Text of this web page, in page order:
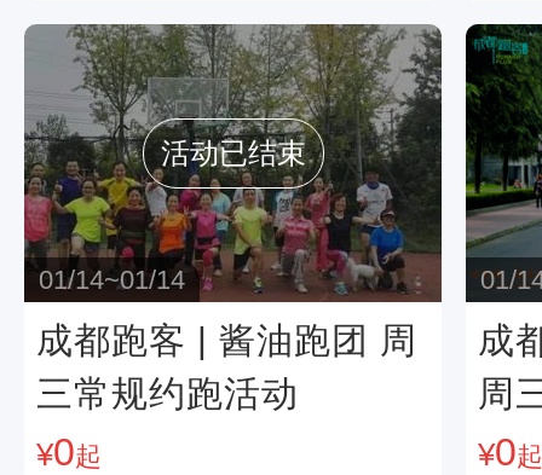
01/14~01/14
活动已结束
成都跑客 | 酱油跑团 周
三常规约跑活动
¥0起
01/
成
周
¥0起